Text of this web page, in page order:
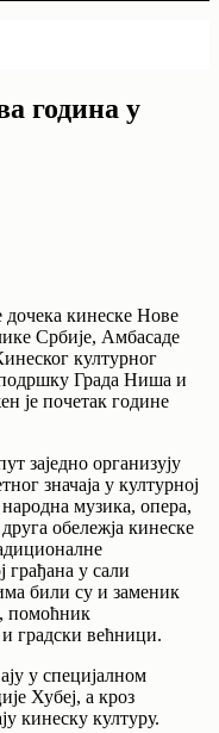
година у
кинеске Нове
Србије, Амбасаде
културног
подршку Града Ниша и
је почетак године
заједно организују
значаја у културној
музика, опера,
обележја кинеске
грађана у сали
били су и заменик
помоћник
градски већници.
у специјалном
Хубеј, а кроз
кинеску културу.